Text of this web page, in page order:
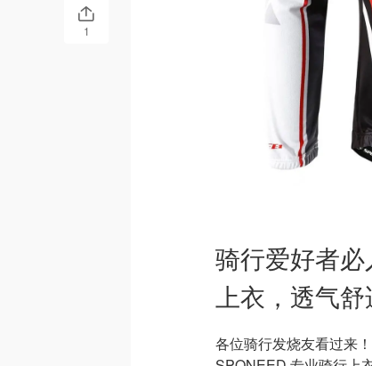
1
骑行爱好者
上衣，透气
各位骑行发烧友看过来